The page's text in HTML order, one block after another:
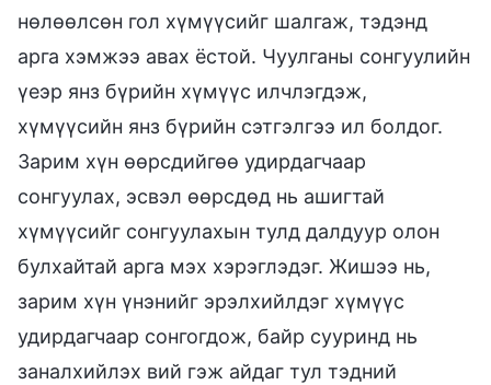
нөлөөлсөн гол хүмүүсийг шалгаж, тэдэнд
арга хэмжээ авах ёстой. Чуулганы сонгуулийн
үеэр янз бүрийн хүмүүс илчлэгдэж,
хүмүүсийн янз бүрийн сэтгэлгээ ил болдог.
Зарим хүн өөрсдийгөө удирдагчаар
сонгуулах, эсвэл өөрсдөд нь ашигтай
хүмүүсийг сонгуулахын тулд далдуур олон
булхайтай арга мэх хэрэглэдэг. Жишээ нь,
зарим хүн үнэнийг эрэлхийлдэг хүмүүс
удирдагчаар сонгогдож, байр сууринд нь
заналхийлэх вий гэж айдаг тул тэдний